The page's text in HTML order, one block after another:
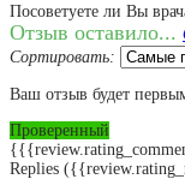
Посоветуете ли Вы
Отзыв оставило...
Сортировать:
Ваш отзыв будет
Проверенный
Replies